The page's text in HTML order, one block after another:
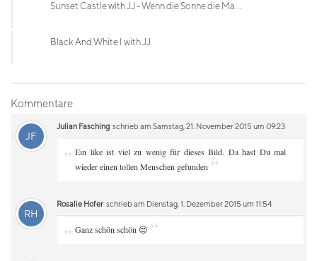
Sunset Castle with JJ - Wenn die Sonne die Ma...
Black And White I with JJ
Kommentare
JF
Julian Fasching schrieb am Samstag, 21. November 2015 um 09:23
„ Ein like ist viel zu wenig für dieses Bild. Da hast Du mal
wieder einen tollen Menschen gefunden “
RH
Rosalie Hofer schrieb am Dienstag, 1. Dezember 2015 um 11:54
„ Ganz schön schön 😍 “